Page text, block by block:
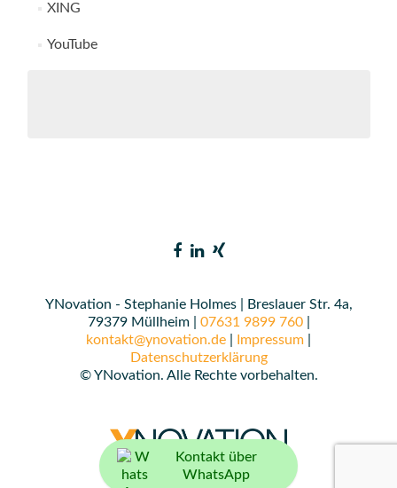
XING
YouTube
YNovation - Stephanie Holmes | Breslauer Str. 4a,
79379 Müllheim | 07631 9899 760|
kontakt@ynovation.de
Impressum
Datenschutzerklärung
© YNovation. Alle Rechte vorbehalten.
Kontakt über
WhatsApp